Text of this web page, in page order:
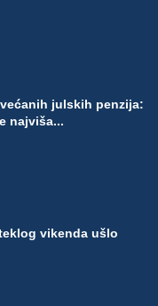
julskih penzija:
najviša...
vikenda ušlo